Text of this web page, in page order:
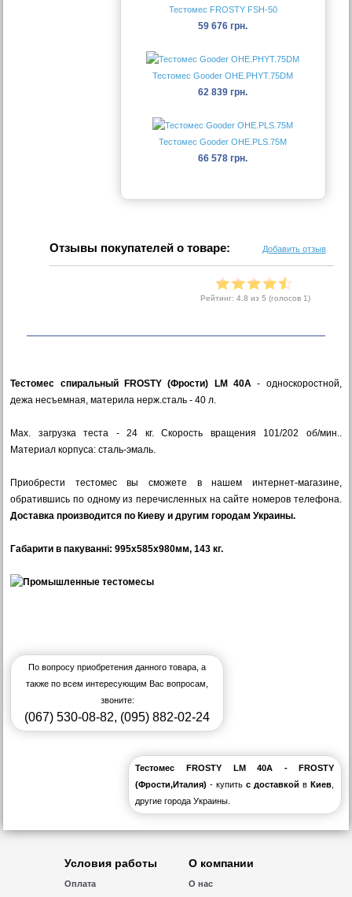
Тестомес FROSTY FSH-50
59 676 грн.
Тестомес Gooder OHE.PHYT.75DM
62 839 грн.
Тестомес Gooder OHE.PLS.75M
66 578 грн.
Отзывы покупателей о товаре: Добавить отзыв
Рейтинг: 4.8 из 5 (голосов 1)
Тестомес спиральный FROSTY (Фрости) LM 40А - односкоростной,
дежа несъемная, материла нерж.сталь - 40 л.
Max. загрузка теста - 24 кг. Скорость вращения 101/202 об/мин..
Материал корпуса: сталь-эмаль.
Приобрести тестомес вы сможете в нашем интернет-магазине,
обратившись по одному из перечисленных на сайте номеров телефона.
Доставка производится по Киеву и другим городам Украины.
Габарити в пакуванні: 995х585х980мм, 143 кг.
По вопросу приобретения данного товара, а
также по всем интересующим Вас вопросам,
звоните:
(067) 530-08-82, (095) 882-02-24
Тестомес FROSTY LM 40А - FROSTY
(Фрости,Италия)- купитьс доставкой вКиев
другие города Украины.
Условия работы
Оплата
О компании
О нас